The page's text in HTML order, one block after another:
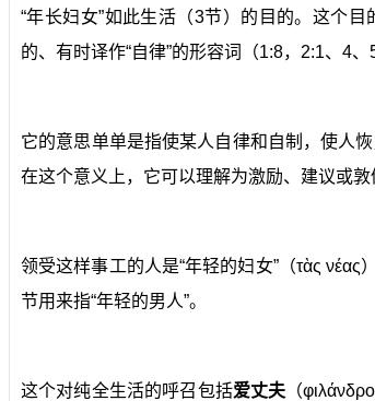
“年长妇女”如此生活（3节）的目的。这个目
的、有时译作“自律”的形容词（1:8，2:1、4、
它的意思单单是指使某人自律和自制，使人
在这个意义上，它可以理解为激励、建议或
领受这样事工的人是“年轻的妇女”（τὰς
节用来指“年轻的男人”。
这个对纯全生活的呼召包括爱丈夫 （